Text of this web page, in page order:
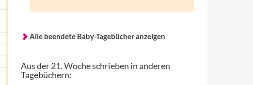
Alle beendete Baby-Tagebücher anzeigen
Aus der 21. Woche schrieben in anderen
Tagebüchern: